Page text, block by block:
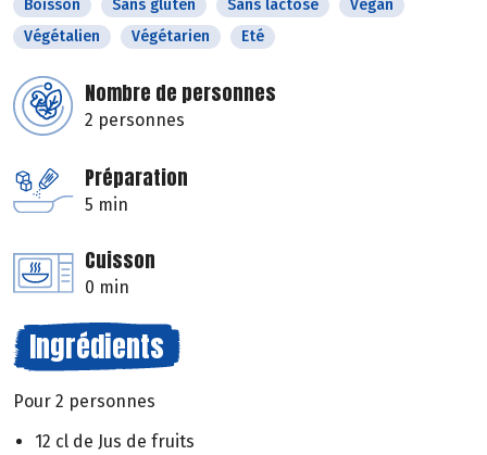
Boisson Sans gluten Sans lactose
Vegan
Végétalien
Végétarien Eté
Nombre de personnes
2 personnes
Préparation
5 min
Cuisson
0 min
Ingrédients
Pour 2 personnes
12 cl de Jus de fruits